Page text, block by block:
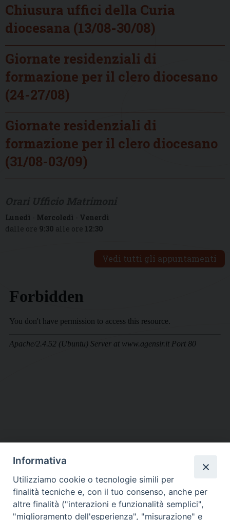
Chiusura uffici della Curia
diocesana (13/08-30/08)
Giornate residenziali di
formazione per il clero diocesano
(24-27/08)
Giornate residenziali di
formazione per il clero diocesano
(31/08-03/09)
Lunedì - Mercoledì - Venerdì
dalle ore 9:30 alle ore 12:30
Vedi tutti gli appuntamenti
DIOCESI SUBURBICARIA DI ALBANO
Contatti:Tel.: 06.93268401 - Fax.: 06.9323844
E-mail:curia@diocesidialbano.it
Informativa
Utilizziamo cookie o tecnologie simili per
finalità tecniche e, con il tuo consenso, anche per
altre finalità ("interazioni e funzionalità semplici",
"miglioramento dell'esperienza", "misurazione" e